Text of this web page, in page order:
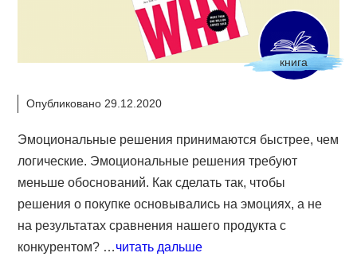
книга
Опубликовано 29.12.2020
Эмоциональные решения принимаются быстрее, чем
логические. Эмоциональные решения требуют
меньше обоснований. Как сделать так, чтобы
решения о покупке основывались на эмоциях, а не
на результатах сравнения нашего продукта с
конкурентом? …читать дальше